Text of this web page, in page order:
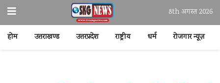
8th अगस्त 2026
होम उत्तराखण्ड उत्तरप्रदेश राष्ट्रीय धर्म रोजगार न्यूज़